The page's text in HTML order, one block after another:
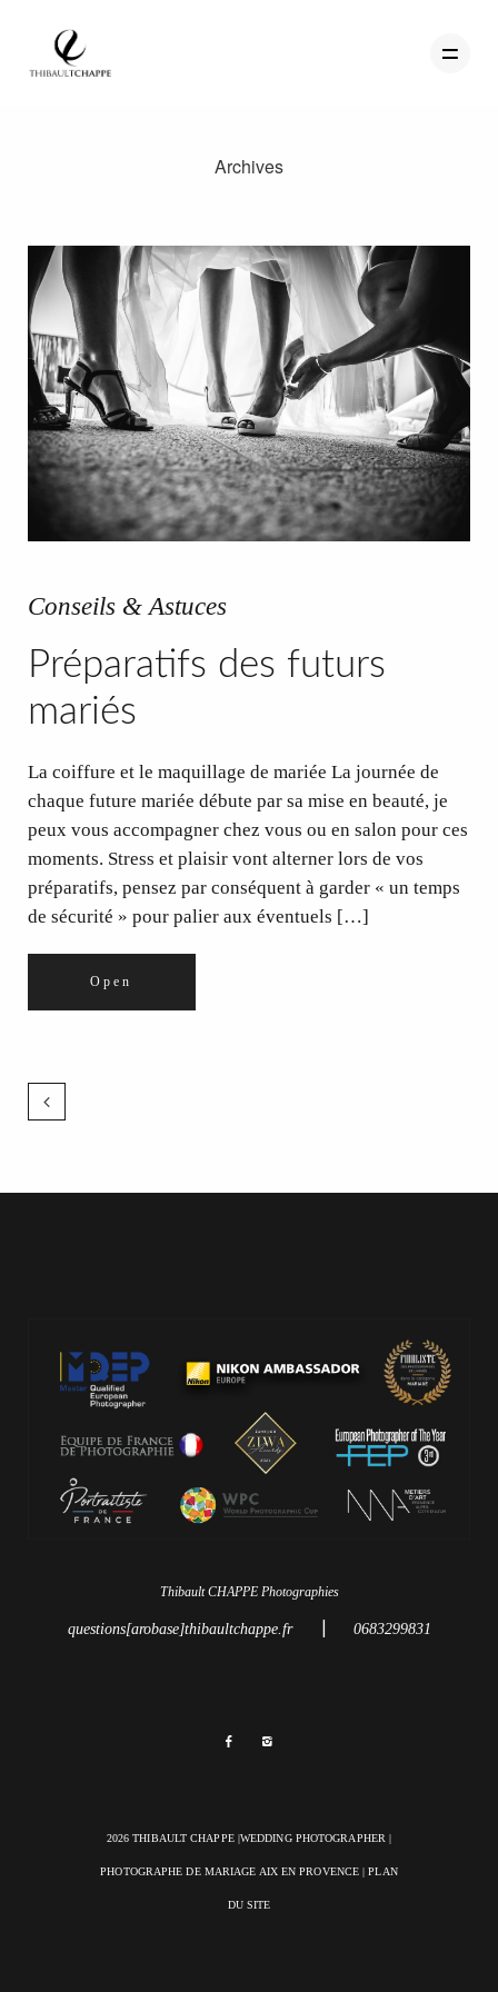
CONTACT
QUI SUIS-JE
STUDIO PORTRAITS D’ART
INFOS
WORKSHOP
Archives
Conseils & Astuces
Préparatifs des futurs
mariés
La coiffure et le maquillage de mariée La journée de
chaque future mariée débute par sa mise en beauté, je
peux vous accompagner chez vous ou en salon pour ces
moments. Stress et plaisir vont alterner lors de vos
préparatifs, pensez par conséquent à garder « un temps
de sécurité » pour palier aux éventuels […]
Open
Thibault CHAPPE Photographies
questions[arobase]thibaultchappe.fr 0683299831
2026 THIBAULT CHAPPE |WEDDING PHOTOGRAPHER |
PHOTOGRAPHE DE MARIAGE AIX EN PROVENCE |PLAN
DU SITE